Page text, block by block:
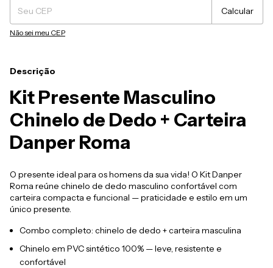
Calcular
Não sei meu CEP
Descrição
Kit Presente Masculino
Chinelo de Dedo + Carteira
Danper Roma
O presente ideal para os homens da sua vida! O Kit Danper
Roma reúne chinelo de dedo masculino confortável com
carteira compacta e funcional — praticidade e estilo em um
único presente.
Combo completo: chinelo de dedo + carteira masculina
Chinelo em PVC sintético 100% — leve, resistente e
confortável